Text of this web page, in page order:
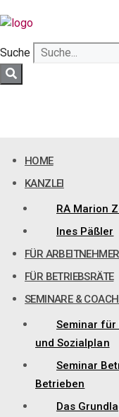
Inhalt
springen
Suche
HOME
KANZLEI
RA Marion
Ines Päßler
FÜR ARBEITNEHMER
FÜR BETRIEBSRÄTE
SEMINARE &
Seminar
und Sozialplan
Seminar
Betrieben
Das